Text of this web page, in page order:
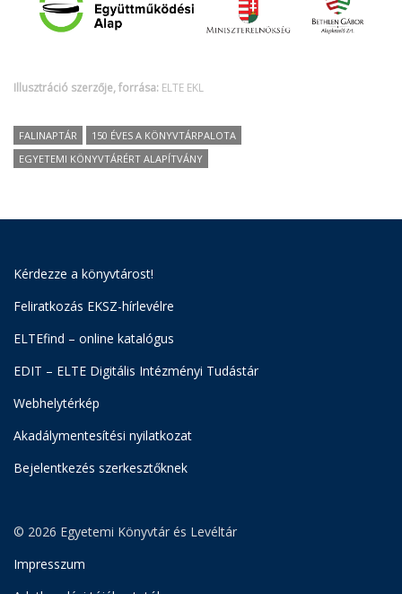
Illusztráció szerzője, forrása: ELTE EKL
FALINAPTÁR
150 ÉVES A KÖNYVTÁRPALOTA
EGYETEMI KÖNYVTÁRÉRT ALAPÍTVÁNY
Kérdezze a könyvtárost!
Feliratkozás EKSZ-hírlevélre
ELTEfind – online katalógus
EDIT – ELTE Digitális Intézményi Tudástár
Webhelytérkép
Akadálymentesítési nyilatkozat
Bejelentkezés szerkesztőknek
© 2026 Egyetemi Könyvtár és Levéltár
Impresszum